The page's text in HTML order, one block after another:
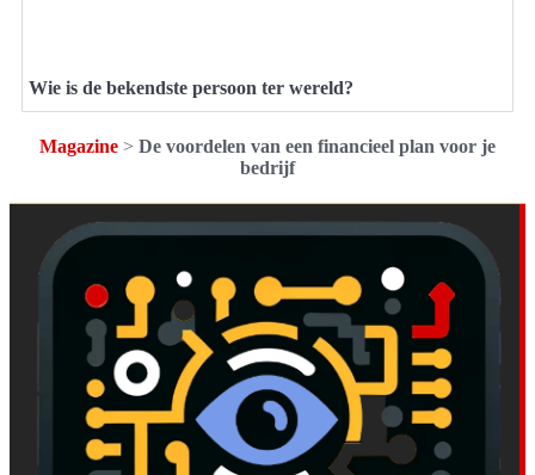
Wie is de bekendste persoon ter wereld?
Magazine > De voordelen van een financieel plan voor je
bedrijf